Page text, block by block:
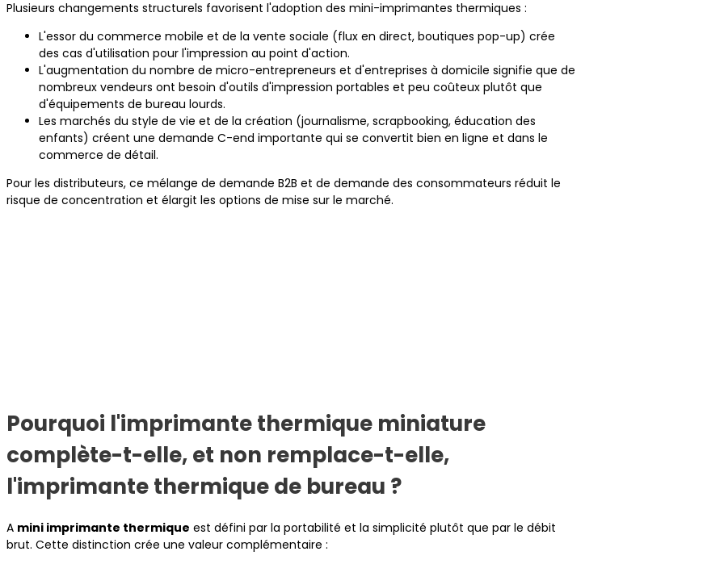
Plusieurs changements structurels favorisent l'adoption des mini-imprimantes thermiques :
L'essor du commerce mobile et de la vente sociale (flux en direct, boutiques pop-up) crée
des cas d'utilisation pour l'impression au point d'action.
L'augmentation du nombre de micro-entrepreneurs et d'entreprises à domicile signifie que de
nombreux vendeurs ont besoin d'outils d'impression portables et peu coûteux plutôt que
d'équipements de bureau lourds.
Les marchés du style de vie et de la création (journalisme, scrapbooking, éducation des
enfants) créent une demande C-end importante qui se convertit bien en ligne et dans le
commerce de détail.
Pour les distributeurs, ce mélange de demande B2B et de demande des consommateurs réduit le
risque de concentration et élargit les options de mise sur le marché.
Pourquoi l'imprimante thermique miniature
complète-t-elle, et non remplace-t-elle,
l'imprimante thermique de bureau ?
A mini imprimante thermique est défini par la portabilité et la simplicité plutôt que par le débit
brut. Cette distinction crée une valeur complémentaire :